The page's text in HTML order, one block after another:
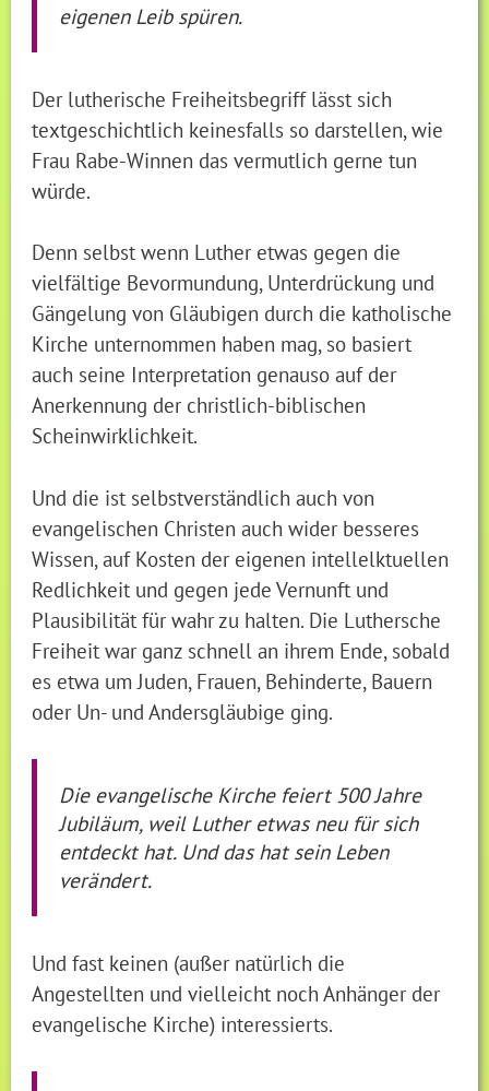
eigenen Leib spüren.
Der lutherische Freiheitsbegriff lässt sich
textgeschichtlich keinesfalls so darstellen, wie
Frau Rabe-Winnen das vermutlich gerne tun
würde.
Denn selbst wenn Luther etwas gegen die
vielfältige Bevormundung, Unterdrückung und
Gängelung von Gläubigen durch die katholische
Kirche unternommen haben mag, so basiert
auch seine Interpretation genauso auf der
Anerkennung der christlich-biblischen
Scheinwirklichkeit.
Und die ist selbstverständlich auch von
evangelischen Christen auch wider besseres
Wissen, auf Kosten der eigenen intellelktuellen
Redlichkeit und gegen jede Vernunft und
Plausibilität für wahr zu halten. Die Luthersche
Freiheit war ganz schnell an ihrem Ende, sobald
es etwa um Juden, Frauen, Behinderte, Bauern
oder Un- und Andersgläubige ging.
Die evangelische Kirche feiert 500 Jahre
Jubiläum, weil Luther etwas neu für sich
entdeckt hat. Und das hat sein Leben
verändert.
Und fast keinen (außer natürlich die
Angestellten und vielleicht noch Anhänger der
evangelische Kirche) interessierts.